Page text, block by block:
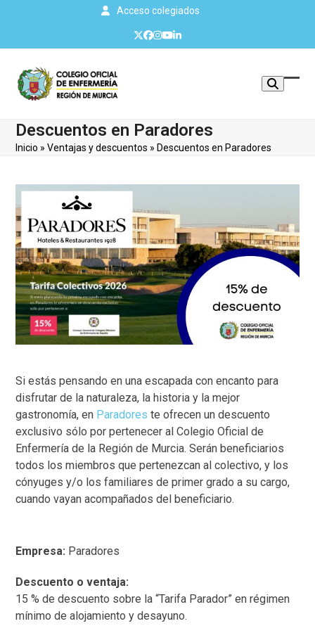
Acceso colegiados
Twitter
Facebook
Instagram
YouTube
LinkedIn
Descuentos en Paradores
Inicio »Ventajas y descuentos » Descuentos en Paradores
Si estás pensando en una escapada con encanto para
disfrutar de la naturaleza, la historia y la mejor
gastronomía, en Paradores te ofrecen un descuento
exclusivo sólo por pertenecer al Colegio Oficial de
Enfermería de la Región de Murcia. Serán beneficiarios
todos los miembros que pertenezcan al colectivo, y los
cónyuges y/o los familiares de primer grado a su cargo,
cuando vayan acompañados del beneficiario.
Empresa: Paradores
Descuento o ventaja:
15 % de descuento sobre la “Tarifa Parador” en régimen
mínimo de alojamiento y desayuno.